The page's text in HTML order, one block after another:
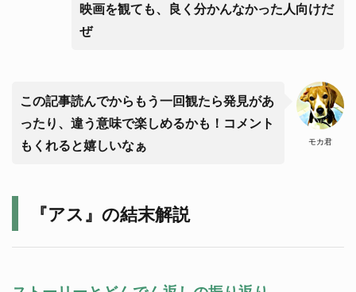
映画を観ても、良く分かんなかった人向けだ
ぜ
モカ君
この記事読んでからもう一回観たら発見があ
ったり、違う意味で楽しめるかも！コメント
もくれると嬉しいなぁ
『アス』の結末解説